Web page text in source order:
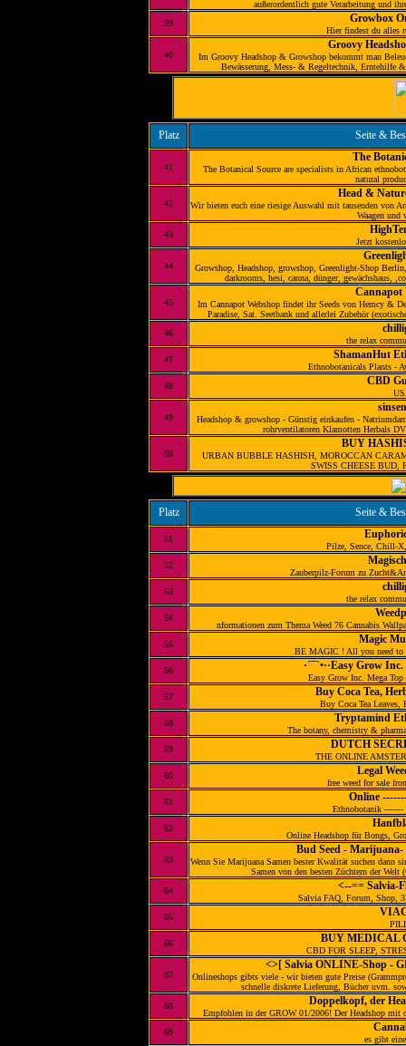
außerordentlich gute Verarbeitung und
39
Growbox
Hier findest du alles
40
Groovy
Im Groovy Headshop & Growshop bekommt man
Bewässerung, Mess- & Regeltechnik, Erntehilfe
Platz Seite &
41
The
The Botanical Source are specialists in African
natural
42
Head &
Wir bieten euch eine riesige Auswahl mit tausenden von
Waagen und
43
Jetzt
44
Growshop, Headshop, growshop, Greenlight-Shop
darkrooms, hesi, canna, dünger, gewächshaus,
45
Cannapot
Im Cannapot Webshop findet ihr Seeds von Hemcy &
Paradise, Sat. Seetbank und allerlei Zubehör
46
the relax
47
ShamanHut
Ethnobotanicals Plants -
48
CBD
49
Headshop & growshop - Günstig einkaufen -
rohrventilatoren Klamotten Herbals
50
BUY
URBAN BUBBLE HASHISH, MOROCCAN
SWISS CHEESE BUD,
Platz Seite &
51
Pilze, Sence, Chill-
52
Zauberpilz-Forum zu
53
the relax
54
nformationen zum Thema Weed 76 Cannabis
55
Magic
BE MAGIC ! All you need to
56
·´¯`•··Easy Grow
Easy Grow Inc. Mega
57
Buy Coca Tea,
Buy Coca Tea Leaves,
58
Tryptamind
The botany, chemistry &
59
DUTCH
THE ONLINE
60
Legal
free weed for sale
61
Online
Ethnobotanik -------
62
Online Headshop für Bongs,
63
Bud Seed -
Wenn Sie Marijuana Samen bester Kwalität suchen dann
Samen von den besten Züchtern der
64
<--== Salvia-
Salvia FAQ, Forum, Shop,
65
66
BUY MEDICAL
CBD FOR SLEEP,
67
<>[ Salvia ONLINE-Shop -
Onlineshops gibts viele - wir bieten gute Preise
schnelle diskrete Lieferung, Bücher uvm.
68
Doppelkopf, der
Empfohlen in der GROW 01/2006! Der Headshop mit
69
es gibt